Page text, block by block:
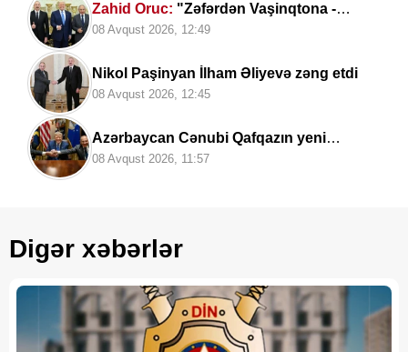
Zahid Oruc: "Zəfərdən Vaşinqtona -
Qafqazın yeni geosiyasi xəritəsi cızılır”..
08 Avqust 2026, 12:49
Nikol Paşinyan İlham Əliyevə zəng etdi
08 Avqust 2026, 12:45
Azərbaycan Cənubi Qafqazın yeni
geosiyasi arxitekturasını formalaşdırır –
RƏY
08 Avqust 2026, 11:57
Digər xəbərlər